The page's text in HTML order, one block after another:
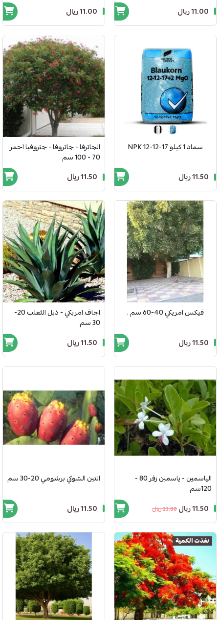
11.00 ريال 11.00 ريال
سماد 1 كيلو NPK 12-12-17
11.50 ريال
الجاترفا - جاتروفا - جتروفيا احمر
70 - 100 سم
11.50 ريال
فيكس امريكي 40-60 سم .
11.50 ريال
اجاف امريكي - ذيل الثعلب 20-
30 سم
11.50 ريال
الياسمين - ياسمين زفر 80 -
120سم
11.50 ريال 23.00 ريال
التين الشوكي برشومي 20-30 سم
11.50 ريال
نفذت الكمية